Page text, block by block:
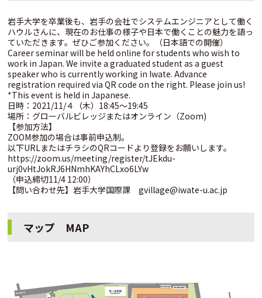
岩手大学を卒業後も、岩手の会社でシステムエンジニアとして働く
ハウルさんに、現在のお仕事の様子や日本で働くことの魅力を語っ
ていただきます。ぜひご参加ください。（日本語での開催）
Career seminar will be held online for students who wish to
work in Japan. We invite a graduated student as a guest
speaker who is currently working in Iwate. Advance
registration required via QR code on the right. Please join us!
*This event is held in Japanese.
日時：2021/11/４（木）18:45～19:45
場所：グローバルビレッジまたはオンライン（Zoom)
【参加方法】
ZOOM参加の場合は事前申込制。
以下URLまたはチラシのQRコードより登録をお願いします。
https://zoom.us/meeting/register/tJEkdu-
urj0vHtJokRJ6HNmhKAYhCLxo6LYw
（申込締切11/4 12:00）
【問い合わせ先】岩手大学国際課 gvillage@iwate-u.ac.jp
マップ MAP